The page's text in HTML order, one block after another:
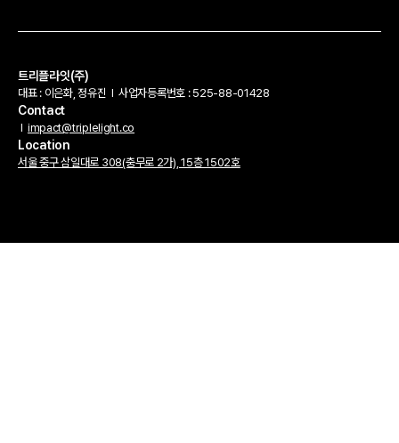
트리플라잇(주)
대표 : 이은화, 정유진 l 사업자등록번호 : 525-88-01428
Contact
l impact@triplelight.co
Location
서울 중구 삼일대로 308(충무로 2가), 15층 1502호